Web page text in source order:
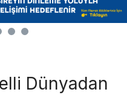
Dünyadan